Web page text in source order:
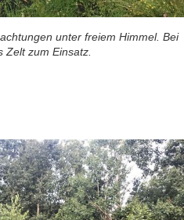
unter freiem Himmel. Bei
Zelt zum Einsatz.